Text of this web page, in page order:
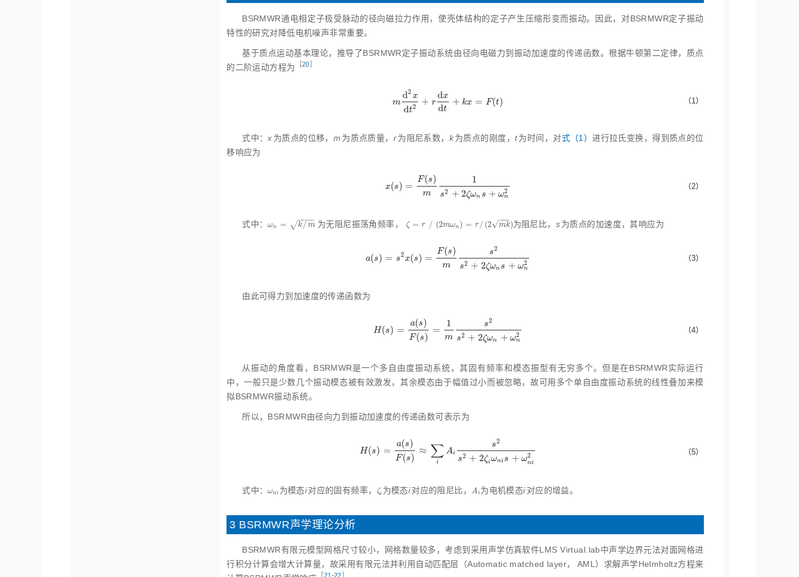
BSRMWR通电相定子极受脉动的径向磁拉力作用，使壳体结构的定子产生压缩形变而振动。因此，对BSRMWR定子振动
特性的研究对降低电机噪声非常重要。
基于质点运动基本理论，推导了BSRMWR定子振动系统由径向电磁力到振动加速度的传递函数。根据牛顿第二定律，质点
的二阶运动方程为 20］
m
d2 x
dt2 + r
dx
dt
+ kx = F(t)
md2xdt 2+rd xdt +kx=F(t) （1）
式中：x 为质点的位移， m 为质点质量， r为阻尼系数， k为质点的刚度，t为时间，对式（1）进行拉氏变换，得到质点的位
移响应为
x(s) =
F(s)
m
1
s2 + 2ζωn s + ω2
n
x(s =F (s)m1s2+2ζωns+ωn2 （2）
式中：ωn = k / m
− −
−−
√
ωn =k /m 为无阻尼振荡角频率， ζ = r / (2mωn ) = r / (2 mk
−−
−
√ )
ζ=r / 2 m ωn=r/(2 m k) 为阻尼比， s为质点的加速度，其响应为
a(s) = s2x(s) =
F (s)
m
s2
s2 + 2ζωn s + ω2
n
a(s )= s2x(s)= F( s)ms2 s2+2ζωns+ωn2 （3）
由此可得力到加速度的传递函数为
H (s) =
a(s)
F(s)
=
1
m
s2
s2 + 2ζωn + ω2
n
H(s)=a( s)F(s) =1 ms 2s2+2ζωn+ωn2 （4）
从振动的角度看，BSRMWR是一个多自由度振动系统，其固有频率和模态振型有无穷多个。但是在BSRMWR实际运行
中，一般只是少数几个振动模态被有效激发，其余模态由于幅值过小而被忽略，故可用多个单自由度振动系统的线性叠加来模
拟BSRMWR振动系统。
所以，BSRMWR由径向力到振动加速度的传递函数可表示为
H (s) =
a(s)
F(s)
≈ ∑
i
Ai
s2
s2 + 2ζiωni s + ω2
ni
H(s )=a(s)F(s )≈ ∑iAi s2 s2+2ζiωnis+ωni2 （5）
式中：ωni
ωni为模态i对应的固有频率， ζi
ζi为模态i对应的阻尼比， Ai
Ai 为电机模态i 对应的增益。
3 BSRMWR声学理论分析
BSRMWR有限元模型网格尺寸较小，网格数量较多，考虑到采用声学仿真软件LMS Virtual.lab中声学边界元法对面网格进
行积分计算会增大计算量，故采用有限元法并利用自动匹配层（Automatic matched layer， AML）求解声学Helmholtz方程来
21‑22］